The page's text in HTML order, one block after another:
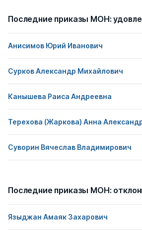
Последние приказы МОН:
Анисимов Юрий Иванович
Сурков Александр Михайлович
Канышева Раиса Андреевна
Терехова (Жаркова) Анна
Суворин Вячеслав Владимирович
Последние приказы МОН:
Языджан Амаяк Захарович